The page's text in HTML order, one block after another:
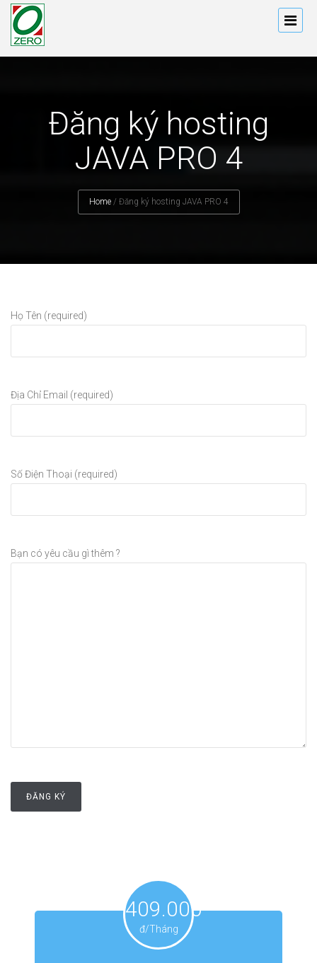
Đăng ký hosting
JAVA PRO 4
Home / Đăng ký hosting JAVA PRO 4
Họ Tên (required)
Địa Chỉ Email (required)
Số Điện Thoại (required)
Bạn có yêu cầu gì thêm ?
409.000
đ/Tháng